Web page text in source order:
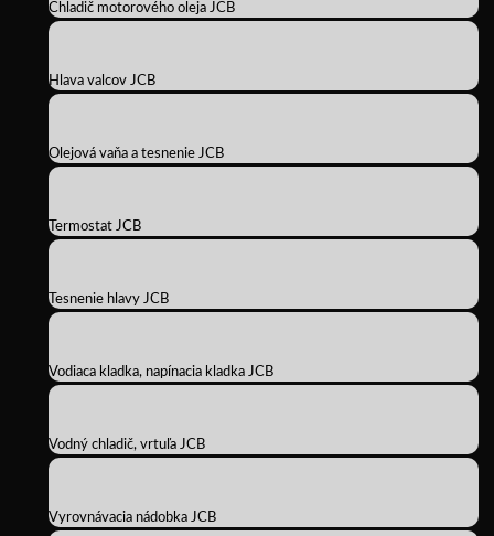
Chladič motorového oleja JCB
Hlava valcov JCB
Olejová vaňa a tesnenie JCB
Termostat JCB
Tesnenie hlavy JCB
Vodiaca kladka, napínacia kladka JCB
Vodný chladič, vrtuľa JCB
Vyrovnávacia nádobka JCB